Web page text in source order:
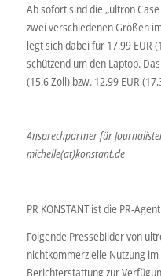
Ab sofort sind die „ultron
zwei verschiedenen Größen
legt sich dabei für 17,99 EUR
schützend um den Laptop.
(15,6 Zoll) bzw. 12,99 EUR
Ansprechpartner für
michelle(at)konstant.de
PR KONSTANT ist die PR-
Folgende Pressebilder von
nichtkommerzielle Nutzung
Berichterstattung zur